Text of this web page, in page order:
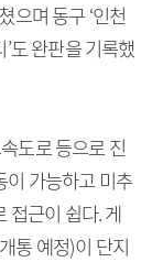
으며 동구 ‘인천
도 완판을 기록했
도로 등으로 진
이 가능하고 미추
접근이 쉽다. 게
통 예정)이 단지